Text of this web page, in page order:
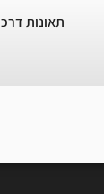
תאונות